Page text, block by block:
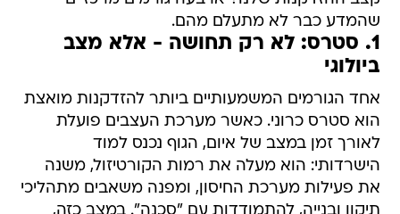
שהמדע כבר לא מתעלם מהם.
1. סטרס: לא רק תחושה - אלא מצב
ביולוגי
אחד הגורמים המשמעותיים ביותר להזדקנות מואצת
הוא סטרס כרוני. כאשר מערכת העצבים פועלת
לאורך זמן במצב של איום, הגוף נכנס למוד
הישרדותי: הוא מעלה את רמות הקורטיזול, משנה
את פעילות מערכת החיסון, ומפנה משאבים מתהליכי